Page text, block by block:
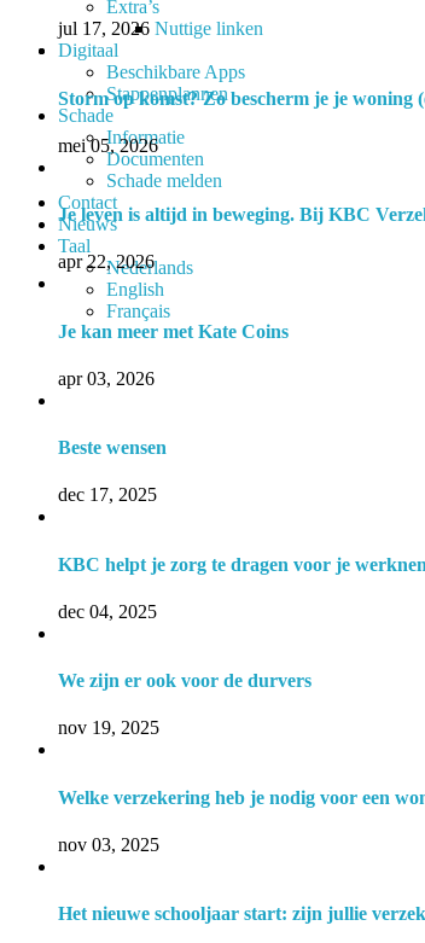
Extra’s
Nuttige linken
Digitaal
Beschikbare Apps
Stappenplannen
Schade
Informatie
Documenten
Schade melden
Contact
Nieuws
Taal
Nederlands
English
Français
jul 17, 2026
Storm op komst? Zo bescherm je je woning
mei 05, 2026
Je leven is altijd in beweging. Bij KBC
apr 22, 2026
Je kan meer met Kate Coins
apr 03, 2026
Beste wensen
dec 17, 2025
KBC helpt je zorg te dragen voor je
dec 04, 2025
We zijn er ook voor de durvers
nov 19, 2025
Welke verzekering heb je nodig voor een
nov 03, 2025
Het nieuwe schooljaar start: zijn jullie